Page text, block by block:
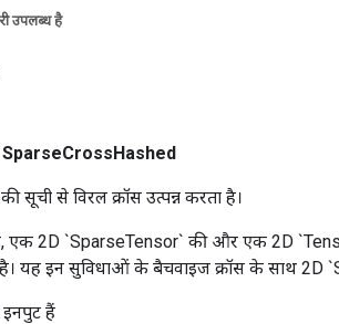
उपलब्ध है
SparseCrossHashed
सूची से विरल क्रॉस उत्पन्न करता है।
एक 2D `SparseTensor` की और एक 2D
है। यह इन सुविधाओं के बैचवाइज क्रॉस के साथ
हैं